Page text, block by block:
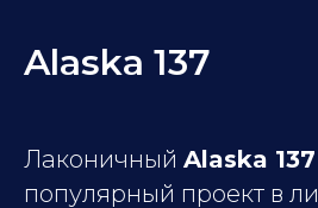
Alaska 137
Лаконичный Alaska 137
популярный проект в